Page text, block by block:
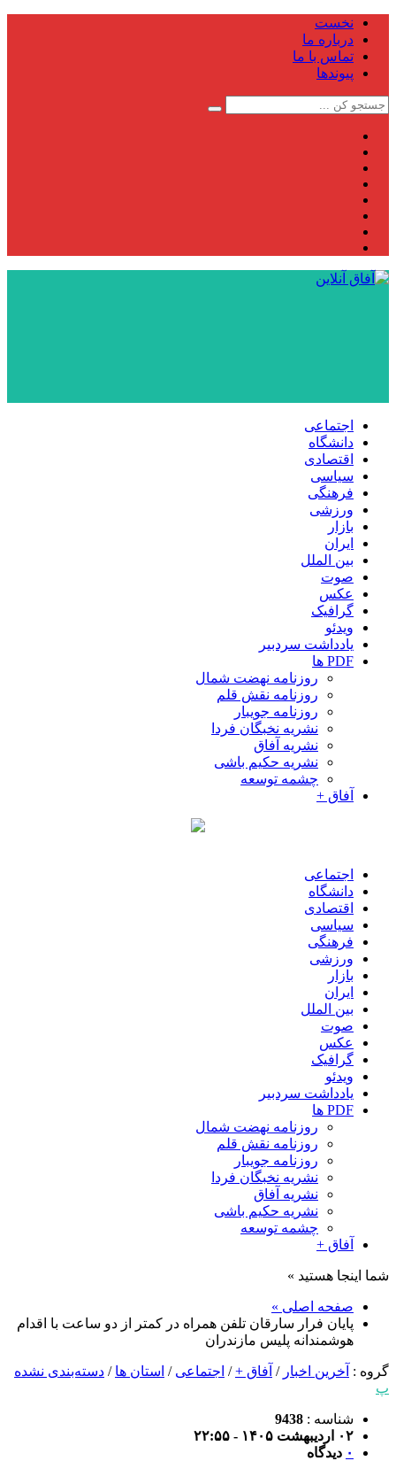
نخست
درباره ما
تماس با ما
پیوندها
اجتماعی
دانشگاه
اقتصادی
سیاسی
فرهنگی
ورزشی
بازار
ایران
بین الملل
صوت
عکس
گرافیک
ویدئو
یادداشت سردبیر
PDF ها
روزنامه نهضت شمال
روزنامه نقش قلم
روزنامه جویبار
نشریه نخبگان فردا
نشریه آفاق
نشریه حکیم باشی
چشمه توسعه
آفاق +
اجتماعی
دانشگاه
اقتصادی
سیاسی
فرهنگی
ورزشی
بازار
ایران
بین الملل
صوت
عکس
گرافیک
ویدئو
یادداشت سردبیر
PDF ها
روزنامه نهضت شمال
روزنامه نقش قلم
روزنامه جویبار
نشریه نخبگان فردا
نشریه آفاق
نشریه حکیم باشی
چشمه توسعه
آفاق +
شما اینجا هستید »
صفحه اصلی »
پایان فرار سارقان تلفن همراه در کمتر از دو ساعت با اقدام
هوشمندانه پلیس مازندران
گروه : آخرین اخبار / آفاق +/ اجتماعی / استان ها / دسته‌بندی نشده
پ
شناسه : 9438
۰۲ اردیبهشت ۱۴۰۵ - ۲۲:۵۵
۰ دیدگاه